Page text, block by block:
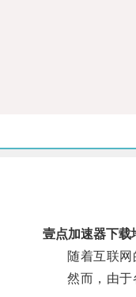
壹点加速器下载
随着互联网的
然而，由于各